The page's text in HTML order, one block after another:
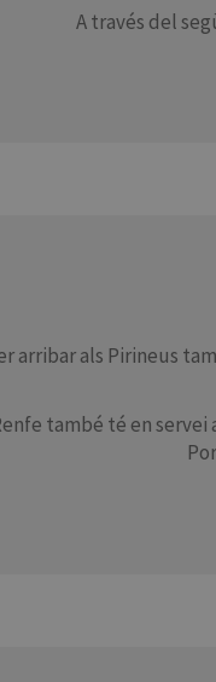
A través del
arribar als Pirineus
també té en